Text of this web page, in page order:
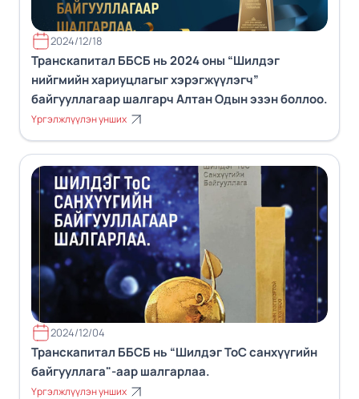
2024/12/18
Транскапитал ББСБ нь 2024 оны “Шилдэг
нийгмийн хариуцлагыг хэрэгжүүлэгч”
байгууллагаар шалгарч Алтан Одын эзэн боллоо.
Үргэлжлүүлэн унших
2024/12/04
Транскапитал ББСБ нь “Шилдэг ТоС санхүүгийн
байгууллага"-аар шалгарлаа.
Үргэлжлүүлэн унших